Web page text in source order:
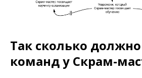
Так сколько
команд у Скрам-